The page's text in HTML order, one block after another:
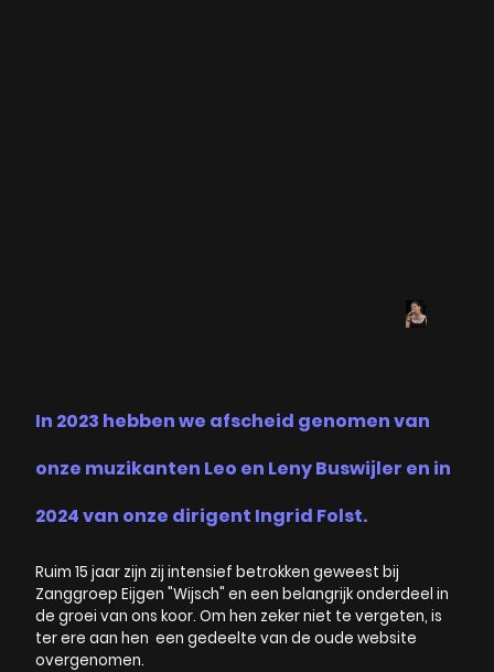
In 2023 hebben we afscheid genomen van
onze muzikanten Leo en Leny Buswijler en in
2024 van onze dirigent Ingrid Folst.
Ruim 15 jaar zijn zij intensief betrokken geweest bij
Zanggroep Eijgen "Wijsch" en een belangrijk onderdeel in
de groei van ons koor. Om hen zeker niet te vergeten, is
ter ere aan hen een gedeelte van de oude website
overgenomen.